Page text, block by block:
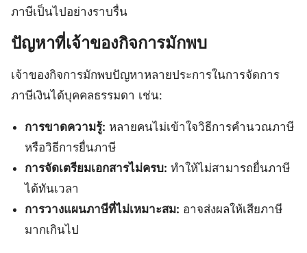
ภาษีเป็นไปอย่างราบรื่น
ปัญหาที่เจ้าของกิจการมักพบ
เจ้าของกิจการมักพบปัญหาหลายประการในการจัดการ
ภาษีเงินได้บุคคลธรรมดา เช่น:
การขาดความรู้: หลายคนไม่เข้าใจวิธีการคำนวณภาษี
หรือวิธีการยื่นภาษี
การจัดเตรียมเอกสารไม่ครบ: ทำให้ไม่สามารถยื่นภาษี
ได้ทันเวลา
การวางแผนภาษีที่ไม่เหมาะสม: อาจส่งผลให้เสียภาษี
มากเกินไป